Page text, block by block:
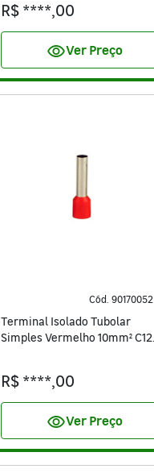
R$ ****,00
visibilityVer Preço
Cód. 90170052
Terminal Isolado Tubolar
Simples Vermelho 10mm² C12
R$ ****,00
visibilityVer Preço